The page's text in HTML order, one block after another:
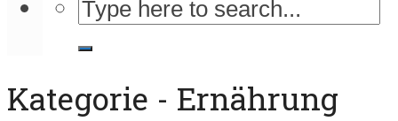
Kategorie - Ernährung